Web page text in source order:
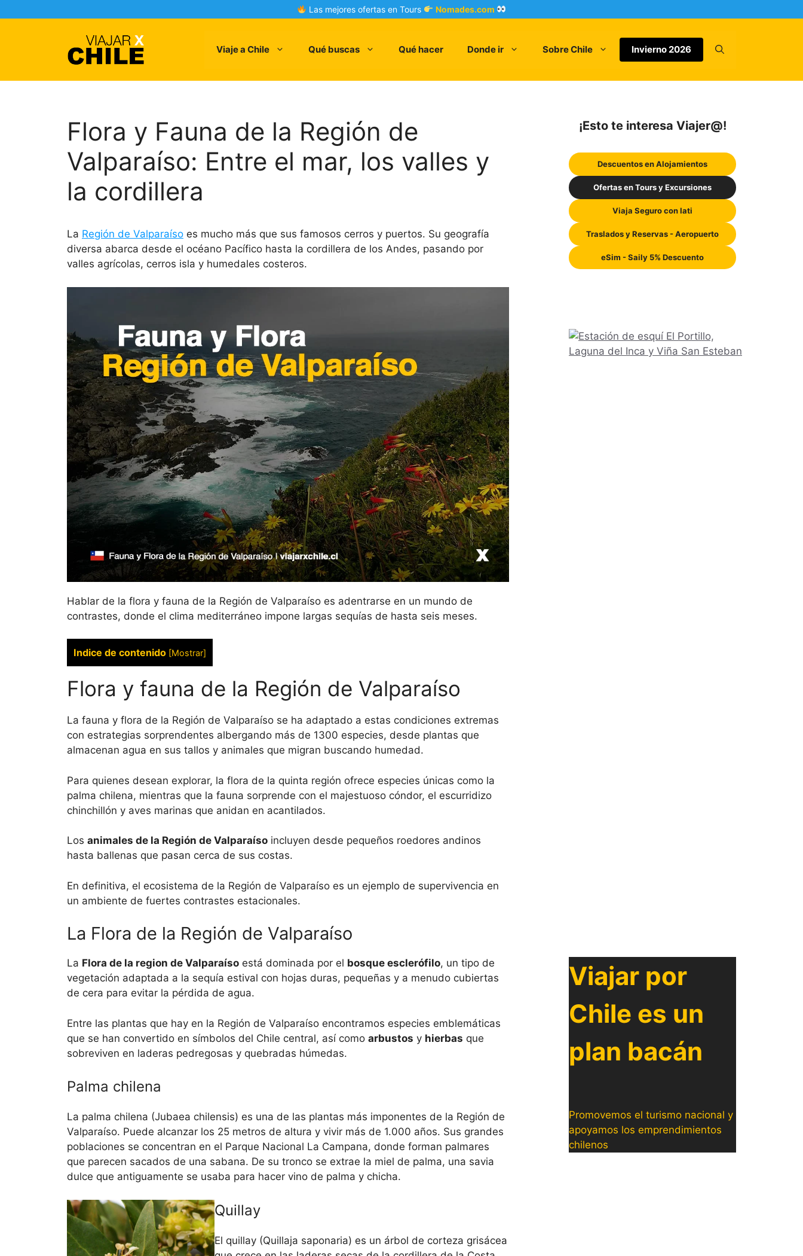
to
Las mejores ofertas en Tours Nomades.com
Viaje a Chile Qué buscas Qué hacer Donde ir Sobre Chile Invierno 2026
Flora y Fauna de la Región de
Valparaíso: Entre el mar, los valles y
la cordillera
La Región de Valparaíso es mucho más que sus famosos cerros y puertos. Su geografía
diversa abarca desde el océano Pacífico hasta la cordillera de los Andes, pasando por
valles agrícolas, cerros isla y humedales costeros.
Hablar de la flora y fauna de la Región de Valparaíso es adentrarse en un mundo de
contrastes, donde el clima mediterráneo impone largas sequías de hasta seis meses.
Indice de contenido [Mostrar]
Flora y fauna de la Región de Valparaíso
La fauna y flora de la Región de Valparaíso se ha adaptado a estas condiciones extremas
con estrategias sorprendentes albergando más de 1300 especies, desde plantas que
almacenan agua en sus tallos y animales que migran buscando humedad.
Para quienes desean explorar, la flora de la quinta región ofrece especies únicas como la
palma chilena, mientras que la fauna sorprende con el majestuoso cóndor, el escurridizo
chinchillón y aves marinas que anidan en acantilados.
Los animales de la Región de Valparaíso incluyen desde pequeños roedores andinos
hasta ballenas que pasan cerca de sus costas.
En definitiva, el ecosistema de la Región de Valparaíso es un ejemplo de supervivencia en
un ambiente de fuertes contrastes estacionales.
La Flora de la Región de Valparaíso
La Flora de la region de Valparaíso está dominada por el bosque esclerófilo, un tipo de
vegetación adaptada a la sequía estival con hojas duras, pequeñas y a menudo cubiertas
de cera para evitar la pérdida de agua.
Entre las plantas que hay en la Región de Valparaíso encontramos especies emblemáticas
que se han convertido en símbolos del Chile central, así como arbustos y hierbas que
sobreviven en laderas pedregosas y quebradas húmedas.
Palma chilena
La palma chilena (Jubaea chilensis) es una de las plantas más imponentes de la Región de
Valparaíso. Puede alcanzar los 25 metros de altura y vivir más de 1.000 años. Sus grandes
poblaciones se concentran en el Parque Nacional La Campana, donde forman palmares
que parecen sacados de una sabana. De su tronco se extrae la miel de palma, una savia
dulce que antiguamente se usaba para hacer vino de palma y chicha.
Quillay
El quillay (Quillaja saponaria) es un árbol de corteza grisácea
¡Esto te interesa Viajer@!
Descuentos en Alojamientos
Ofertas en Tours y Excursiones
Viaja Seguro con Iati
Traslados y Reservas - Aeropuerto
eSim - Saily 5% Descuento
Viajar por
Chile es un
plan bacán
Promovemos el turismo nacional y
apoyamos los emprendimientos
chilenos